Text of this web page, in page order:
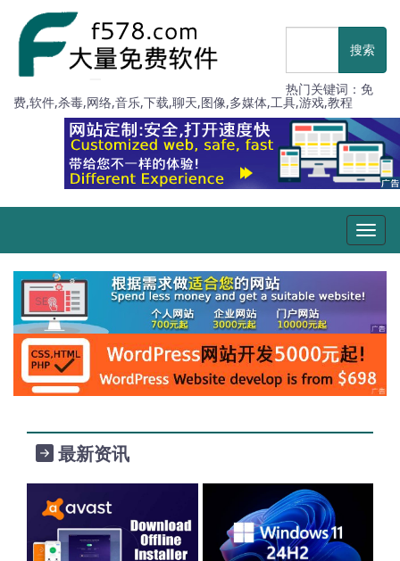
热门关键词：免
费,软件,杀毒,网络,音乐,下载,聊天,图像,多媒体,工具,游戏,教程
最新资讯